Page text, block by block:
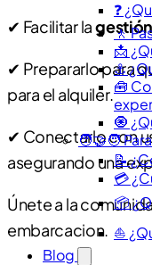
❓
🚶
📩
⚓
🧰
🧿
🧑‍🤝‍🧑
📝
💳
📦
⛵
Blog
✔ Facilitar la
✔ Prepararlo para
para el alquiler.
✔ Conectarlo con
asegurando una
Únete a la
embarcacion.